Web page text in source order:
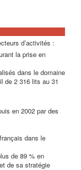
d’activités :
la prise en
dans le domaine
de 2 316 lits au 31
en 2002 par des
dans le
de 89 % en
de sa stratégie